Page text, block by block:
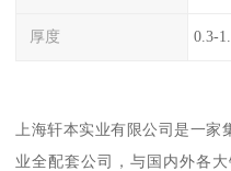
厚度 0.3-
上海轩本实业有限公司是一
业全配套公司，与国内外各